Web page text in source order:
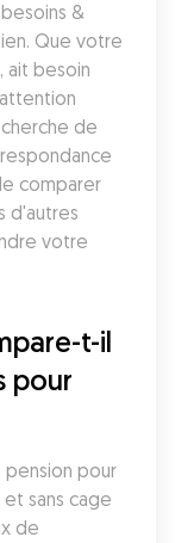
&
Que votre
ait besoin
de
comparer
d'autres
votre
t-il
pour
pour
sans cage
de